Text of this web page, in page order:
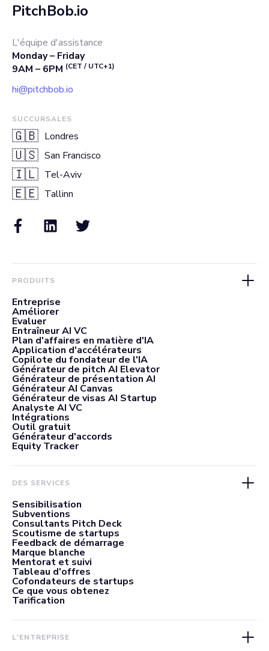
PitchBob.io
L'équipe d'assistance
Monday – Friday
9AM – 6PM (CET / UTC+1)
hi@pitchbob.io
SUCCURSALES
🇬🇧 Londres
🇺🇸 San Francisco
🇮🇱 Tel-Aviv
🇪🇪 Tallinn
PRODUITS
Entreprise
Améliorer
Evaluer
Entraîneur AI VC
Plan d'affaires en matière d'IA
Application d'accélérateurs
Copilote du fondateur de l'IA
Générateur de pitch AI Elevator
Générateur de présentation AI
Générateur AI Canvas
Générateur de visas AI Startup
Analyste AI VC
Intégrations
Outil gratuit
Générateur d'accords
Equity Tracker
DES SERVICES
Sensibilisation
Subventions
Consultants Pitch Deck
Scoutisme de startups
Feedback de démarrage
Marque blanche
Mentorat et suivi
Tableau d'offres
Cofondateurs de startups
Ce que vous obtenez
Tarification
L'ENTREPRISE